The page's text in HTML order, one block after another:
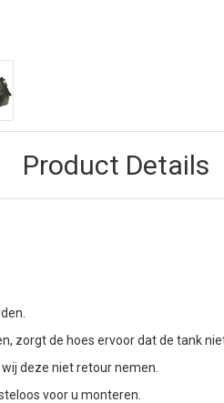
Product Details
zorgt de hoes ervoor dat de tank
deze niet retour nemen.
voor u monteren.